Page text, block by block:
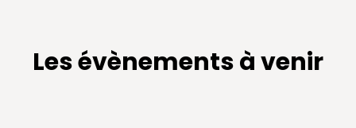
Les évènements à venir